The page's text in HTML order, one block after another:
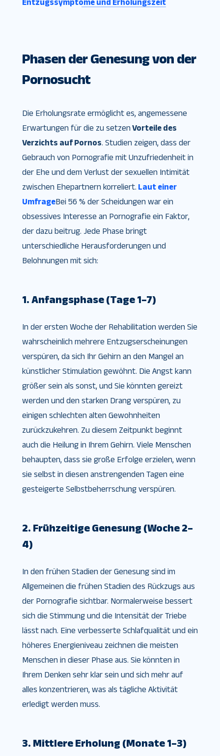
Entzugssymptome und Erholungszeit
Phasen der Genesung von der
Pornosucht
Die Erholungsrate ermöglicht es, angemessene
Erwartungen für die zu setzen Vorteile des
Verzichts auf Pornos. Studien zeigen, dass der
Gebrauch von Pornografie mit Unzufriedenheit in
der Ehe und dem Verlust der sexuellen Intimität
zwischen Ehepartnern korreliert. Laut einer
UmfrageBei 56 % der Scheidungen war ein
obsessives Interesse an Pornografie ein Faktor,
der dazu beitrug. Jede Phase bringt
unterschiedliche Herausforderungen und
Belohnungen mit sich:
1. Anfangsphase (Tage 1–7)
In der ersten Woche der Rehabilitation werden Sie
wahrscheinlich mehrere Entzugserscheinungen
verspüren, da sich Ihr Gehirn an den Mangel an
künstlicher Stimulation gewöhnt. Die Angst kann
größer sein als sonst, und Sie könnten gereizt
werden und den starken Drang verspüren, zu
einigen schlechten alten Gewohnheiten
zurückzukehren. Zu diesem Zeitpunkt beginnt
auch die Heilung in Ihrem Gehirn. Viele Menschen
behaupten, dass sie große Erfolge erzielen, wenn
sie selbst in diesen anstrengenden Tagen eine
gesteigerte Selbstbeherrschung verspüren.
2. Frühzeitige Genesung (Woche 2–
4)
In den frühen Stadien der Genesung sind im
Allgemeinen die frühen Stadien des Rückzugs aus
der Pornografie sichtbar. Normalerweise bessert
sich die Stimmung und die Intensität der Triebe
lässt nach. Eine verbesserte Schlafqualität und ein
höheres Energieniveau zeichnen die meisten
Menschen in dieser Phase aus. Sie könnten in
Ihrem Denken sehr klar sein und sich mehr auf
alles konzentrieren, was als tägliche Aktivität
erledigt werden muss.
3. Mittlere Erholung (Monate 1–3)